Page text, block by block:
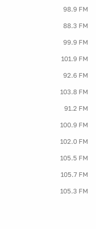
98.9 FM
88.3 FM
99.9 FM
101.9 FM
92.6 FM
103.8 FM
91.2 FM
100.9 FM
102.0 FM
105.5 FM
105.7 FM
105.3 FM